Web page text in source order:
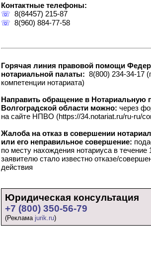
Контактные телефоны:
☏ 8(84457) 215-87
☏ 8(960) 884-77-58
Горячая линия правовой помощи
нотариальной палаты: 8(800) 234-34-17
компетенции нотариата)
Направить обращение в Нотариальную
Волгоградской области можно: через
на сайте НПВО (https://34.notariat.ru/ru-ru/
Жалоба на отказ в совершении
или его неправильное совершение:
по месту нахождения нотариуса в течение
заявителю стало известно отказе/
действия
Юридическая консультация
+7 (800) 350-56-79
(Реклама jurik.ru)